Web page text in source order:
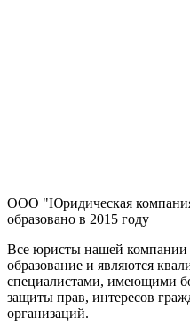
ООО "Юридическая
образовано в 2015 году
Все юристы нашей
образование и являются
специалистами, имеющими
защиты прав, интересов
организаций.